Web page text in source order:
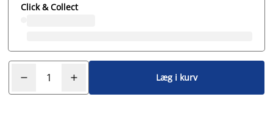
Click & Collect
Læg i kurv